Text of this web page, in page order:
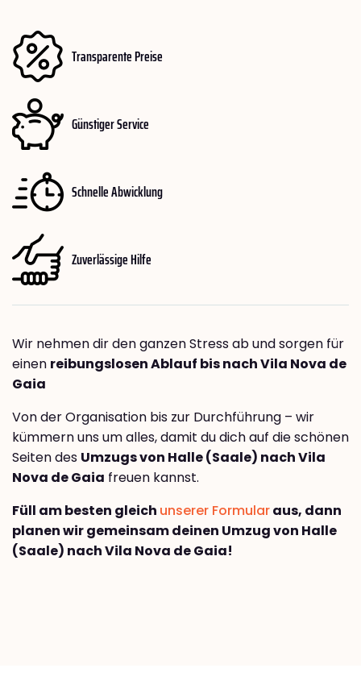
Transparente Preise
Günstiger Service
Schnelle Abwicklung
Zuverlässige Hilfe
Wir nehmen dir den ganzen Stress ab und sorgen für
einen reibungslosen Ablauf bis nach Vila Nova de
Gaia
Von der Organisation bis zur Durchführung – wir
kümmern uns um alles, damit du dich auf die schönen
Seiten des Umzugs von Halle (Saale) nach Vila
Nova de Gaia freuen kannst.
Füll am besten gleich unserer Formularaus, dann
planen wir gemeinsam deinen Umzug von Halle
(Saale) nach Vila Nova de Gaia!